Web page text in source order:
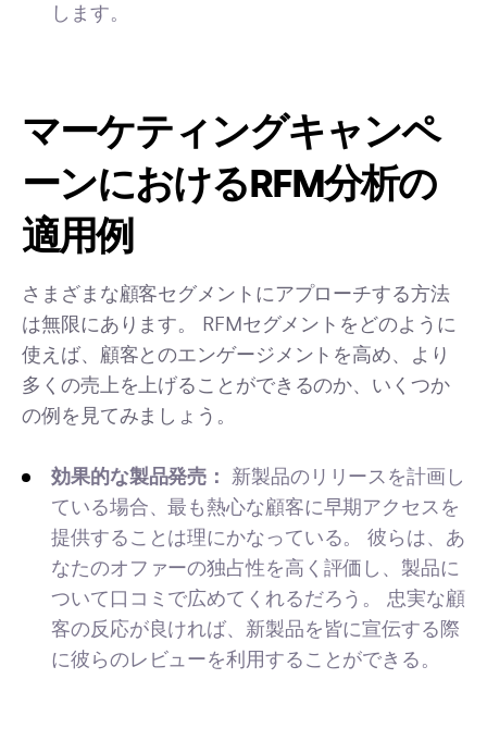
します。
マーケティングキャンペ
ーンにおけるRFM分析の
適用例
さまざまな顧客セグメントにアプローチする方法
は無限にあります。 RFMセグメントをどのように
使えば、顧客とのエンゲージメントを高め、より
多くの売上を上げることができるのか、いくつか
の例を見てみましょう。
効果的な製品発売： 新製品のリリースを計画し
ている場合、最も熱心な顧客に早期アクセスを
提供することは理にかなっている。 彼らは、あ
なたのオファーの独占性を高く評価し、製品に
ついて口コミで広めてくれるだろう。 忠実な顧
客の反応が良ければ、新製品を皆に宣伝する際
に彼らのレビューを利用することができる。